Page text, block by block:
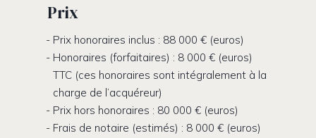
Prix
Prix honoraires inclus : 88 000 € (euros)
Honoraires (forfaitaires) : 8 000 € (euros)
TTC (ces honoraires sont intégralement à la
charge de l’acquéreur)
Prix hors honoraires : 80 000 € (euros)
Frais de notaire (estimés) : 8 000 € (euros)